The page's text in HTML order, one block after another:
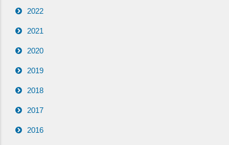
2022
2021
2020
2019
2018
2017
2016